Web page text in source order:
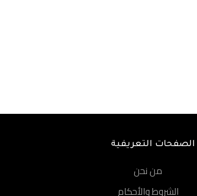
الصفحات التعريفية
من نحن
الشروط والأحكام